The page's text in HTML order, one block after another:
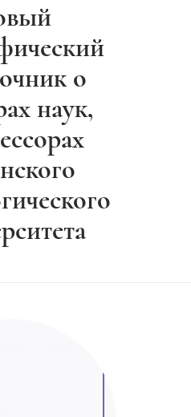
о
наук,